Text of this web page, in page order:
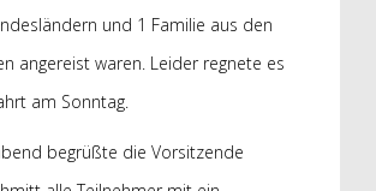
und 1 Familie aus den
angereist waren. Leider regnete es
am Sonntag.
begrüßte die Vorsitzende